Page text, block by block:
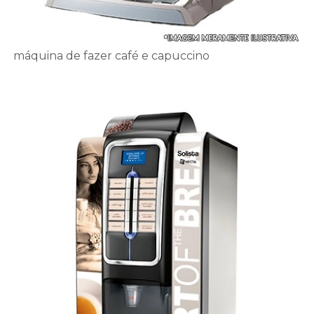
máquina de fazer café e capuccino